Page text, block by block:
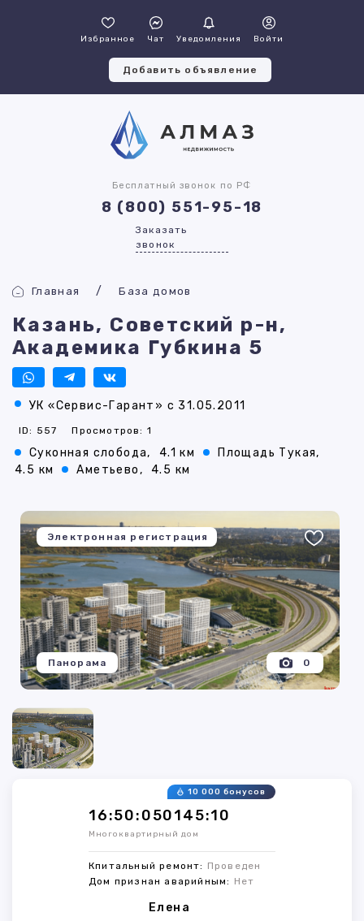
Избранное Чат Уведомления Войти
Добавить объявление
Бесплатный звонок по РФ
8 (800) 551-95-18
Заказать
звонок
Главная База домов
Казань, Советский р-н,
Академика Губкина 5
УК «Сервис-Гарант» с 31.05.2011
ID: 557 Просмотров: 1
Суконная слобода, 4.1 км
Площадь Тукая,
4.5 км
Аметьево, 4.5 км
Электронная регистрация
0
Панорама
16:50:050145:10
10 000 бонусов
Многоквартирный дом
Кпитальный ремонт: Проведен
Дом признан аварийным: Нет
Елена